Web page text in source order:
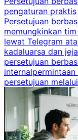
pengaturan praktis
Persetujuan
memungkinkan
lewat Telegram
kadaluarsa dan
persetujuan
internalpermintaan
persetujuan